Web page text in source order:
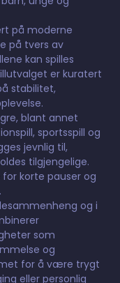
på moderne
på tvers av
kan spilles
er kuratert
stabilitet,
blant annet
sportsspill og
jevnlig til,
tilgjengelige.
korte pauser og
og i
som
og
for å være trygt
eller personlig